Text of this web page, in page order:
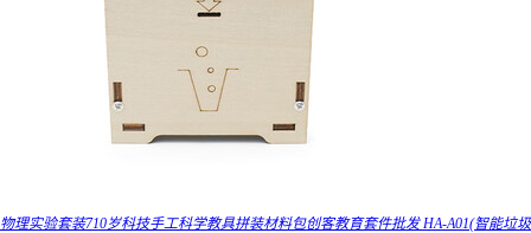
物理实验套装710岁科技手工科学教具拼装材料包创客教育套件批发 HA-A01(智能垃圾